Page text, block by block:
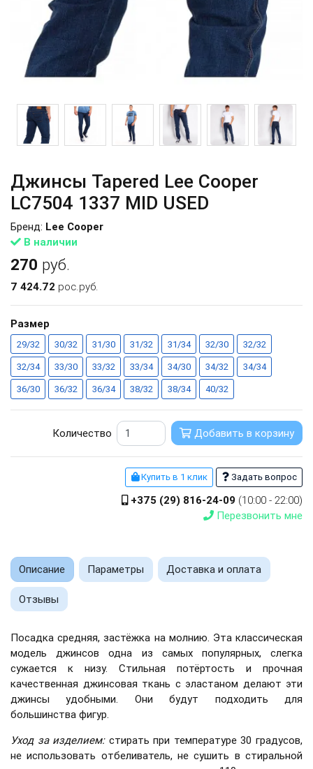
Джинсы Tapered Lee Cooper
LC7504 1337 MID USED
В наличии
Бренд: Lee Cooper
270 руб.
7 424.72 рос.руб.
Размер
29/32 30/32 31/30 31/32 31/34 32/30
32/32
32/34
33/30 33/32 33/34 34/30 34/32
34/34
36/30
36/32 36/34 38/32 38/34 40/32
Количество Добавить в корзину
Купить в 1 клик Задать вопрос
+375 (29) 816-24-09 (10:00 - 22:00)
Перезвонить мне
Описание Параметры Доставка и оплата
Отзывы
Посадка средняя, застёжка на молнию. Эта классическая
модель джинсов одна из самых популярных, слегка
сужается к низу. Стильная потёртость и прочная
качественная джинсовая ткань с эластаном делают эти
джинсы удобными. Они будут подходить для
большинства фигур.
Уход за изделием:стирать при температуре 30 градусов,
не использовать отбеливатель, не сушить в стиральной